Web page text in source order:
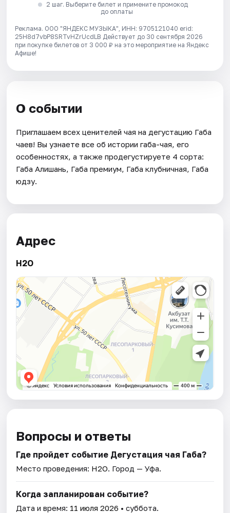
2 шаг. Выберите билет и примените промокод
до оплаты
Реклама. ООО "ЯНДЕКС МУЗЫКА", ИНН: 9705121040 erid:
25H8d7vbP8SRTvHZrUcdLB Действует до 30 сентября 2026
при покупке билетов от 3 000 ₽ на это мероприятие на Яндекс
Афише!
О событии
Приглашаем всех ценителей чая на дегустацию Габа
чаев! Вы узнаете все об истории габа-чая, его
особенностях, а также продегустируете 4 сорта:
Габа Алишань, Габа премиум, Габа клубничная, Габа
юдзу.
Адрес
H2O
Вопросы и ответы
Где пройдет событие Дегустация чая Габа?
Место проведения: H2O. Город — Уфа.
Когда запланирован событие?
Дата и время: 11 июля 2026 • суббота.